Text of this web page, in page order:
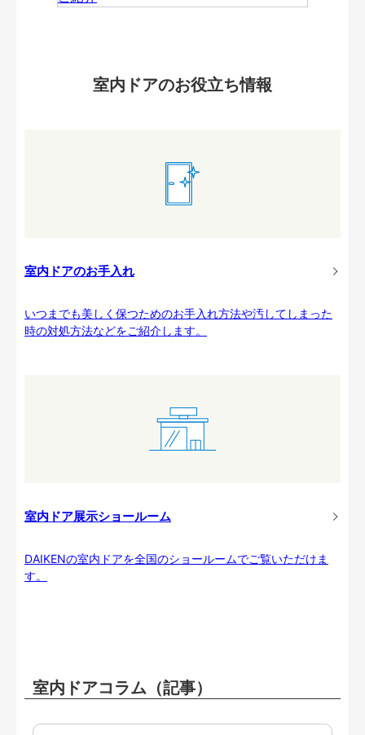
室内ドアのお役立ち情報
室内ドアのお手入れ
いつまでも美しく保つためのお手入れ方法や汚してしまった
時の対処方法などをご紹介します。
室内ドア展示ショールーム
DAIKENの室内ドアを全国のショールームでご覧いただけま
す。
室内ドアコラム（記事）